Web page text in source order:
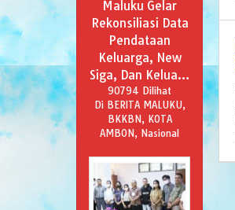
Maluku Gelar
Rekonsiliasi Data
Pendataan
Keluarga, New
Siga, Dan Kelua…
90794 Dilihat
Di BERITA MALUKU,
BKKBN, KOTA
AMBON, Nasional